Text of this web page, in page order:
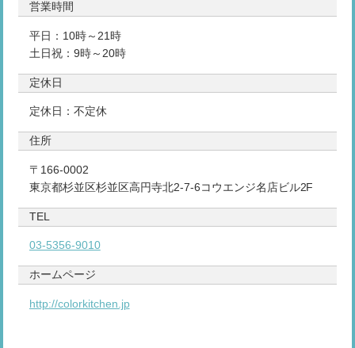
営業時間
平日：10時～21時
土日祝：9時～20時
定休日
定休日：不定休
住所
〒166-0002
東京都杉並区杉並区高円寺北2-7-6コウエンジ名店ビル2F
TEL
03-5356-9010
ホームページ
http://colorkitchen.jp